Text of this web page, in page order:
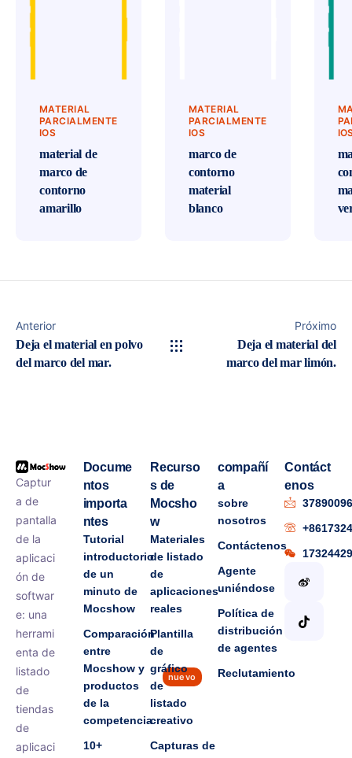
MATERIAL
PARCIALMENTE
IOS
material de
marco de
contorno
amarillo
MATERIAL
PARCIALMENTE
IOS
marco de
contorno
material
blanco
Anterior
Deja el material en polvo
del marco del mar.
Próximo
Deja el material del
marco del mar limón.
Captur
a de
pantalla
de la
aplicaci
ón de
softwar
e: una
herrami
enta de
listado
de
tiendas
de
aplicaci
Docume
ntos
importa
ntes
Tutorial
introductorio
de un
minuto de
Mocshow
Comparación
entre
Mocshow y
productos
de la
competencia
nuevo
10+
Recurso
s de
Mocsho
w
Materiales
de listado
de
aplicaciones
reales
Plantilla
de
gráfico
de
listado
creativo
Capturas de
compañí
a
sobre
nosotros
Contáctenos
Agente
uniéndose
Política de
distribución
de agentes
Reclutamiento
Contáct
enos